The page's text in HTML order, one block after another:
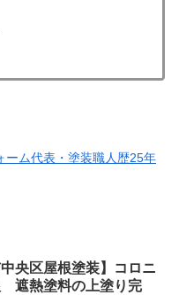
ーム代表・塗装職人歴25年
中央区屋根塗装】コロニ
遮熱塗料の上塗り完